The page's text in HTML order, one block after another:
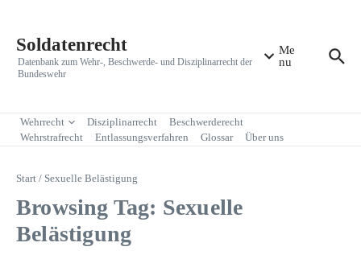
Soldatenrecht
Datenbank zum Wehr-, Beschwerde- und Disziplinarrecht der
Bundeswehr
Me
nu
Wehrrecht Disziplinarrecht
Beschwerderecht
Wehrstrafrecht
Entlassungsverfahren Glossar Über uns
Start / Sexuelle Belästigung
Browsing Tag: Sexuelle
Belästigung